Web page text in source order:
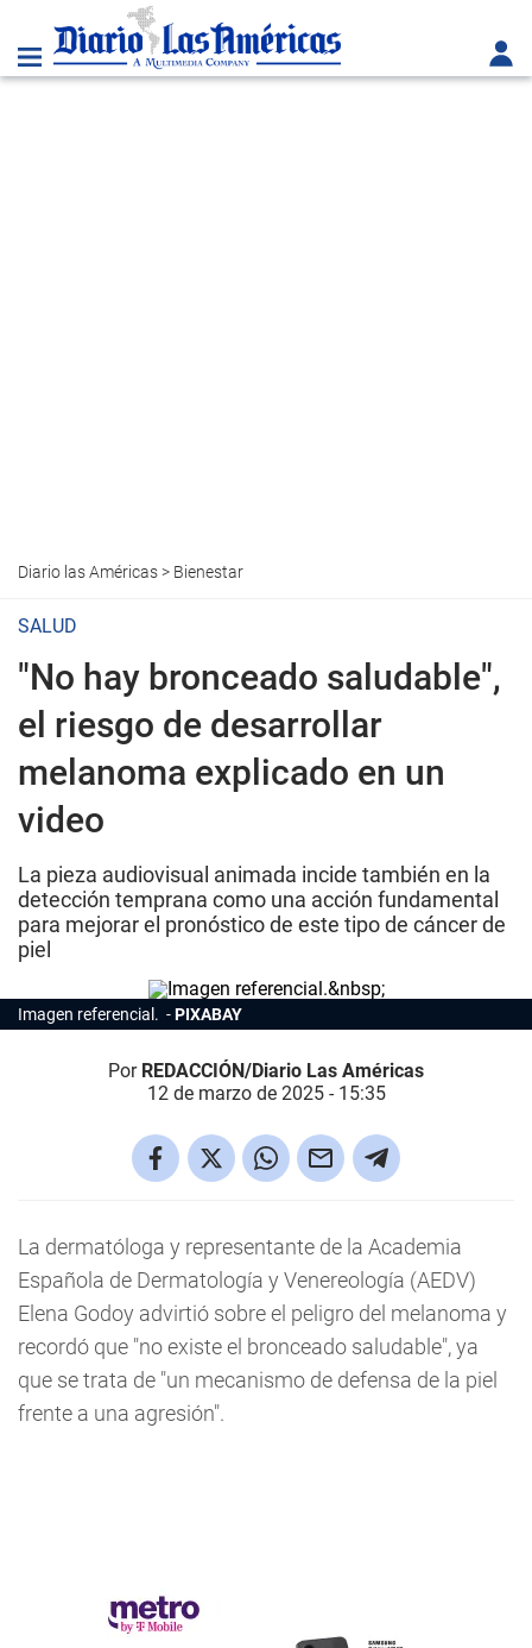
Diario las Américas> Bienestar
SALUD
"No hay bronceado saludable",
el riesgo de desarrollar
melanoma explicado en un
video
La pieza audiovisual animada incide también en la
detección temprana como una acción fundamental
para mejorar el pronóstico de este tipo de cáncer de
piel
Imagen referencial. PIXABAY
Por REDACCIÓN/Diario Las Américas
12 de marzo de 2025 - 15:35
La dermatóloga y representante de la Academia
Española de Dermatología y Venereología (AEDV)
Elena Godoy advirtió sobre el peligro del melanoma y
recordó que "no existe el bronceado saludable", ya
que se trata de "un mecanismo de defensa de la piel
frente a una agresión".